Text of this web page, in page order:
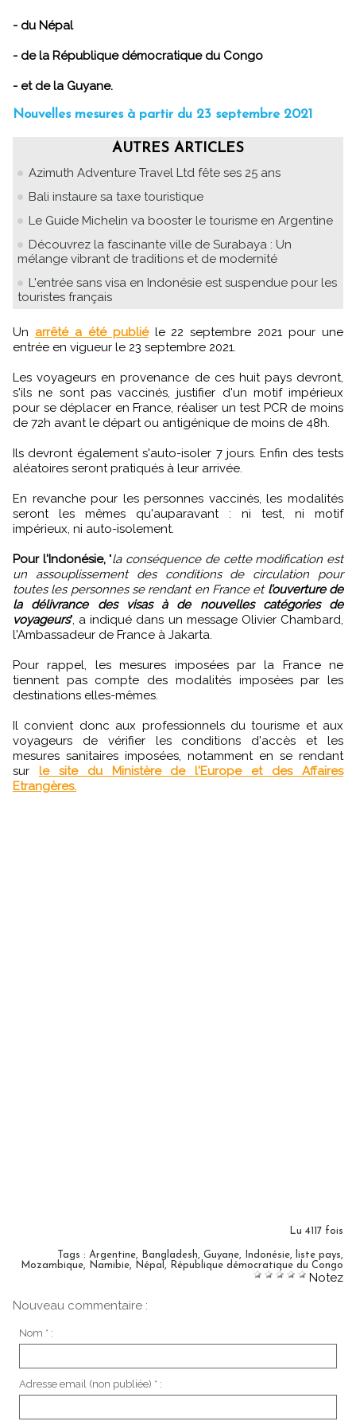
- du Népal
- de la République démocratique du Congo
- et de la Guyane.
Nouvelles mesures à partir du 23 septembre 2021
AUTRES ARTICLES
Azimuth Adventure Travel Ltd fête ses 25 ans
Bali instaure sa taxe touristique
Le Guide Michelin va booster le tourisme en Argentine
Découvrez la fascinante ville de Surabaya : Un
mélange vibrant de traditions et de modernité
L'entrée sans visa en Indonésie est suspendue pour les
touristes français
Un arrêté a été publiéle 22 septembre 2021 pour une
entrée en vigueur le 23 septembre 2021.
Les voyageurs en provenance de ces huit pays devront,
s'ils ne sont pas vaccinés, justifier d'un motif impérieux
pour se déplacer en France, réaliser un test PCR de moins
de 72h avant le départ ou antigénique de moins de 48h.
Ils devront également s'auto-isoler 7 jours. Enfin des tests
aléatoires seront pratiqués à leur arrivée.
En revanche pour les personnes vaccinés, les modalités
seront les mêmes qu'auparavant : ni test, ni motif
impérieux, ni auto-isolement.
Pour l'Indonésie,"la conséquence de cette modification est
un assouplissement des conditions de circulation pour
toutes les personnes se rendant en France et l’ouverture de
la délivrance des visas à de nouvelles catégories de
voyageurs", a indiqué dans un message Olivier Chambard,
l'Ambassadeur de France à Jakarta.
Pour rappel, les mesures imposées par la France ne
tiennent pas compte des modalités imposées par les
destinations elles-mêmes.
Il convient donc aux professionnels du tourisme et aux
voyageurs de vérifier les conditions d'accès et les
mesures sanitaires imposées, notamment en se rendant
sur le site du Ministère de l'Europe et des Affaires
Etrangères.
Lu 4117 fois
Tags : Argentine, Bangladesh, Guyane, Indonésie, liste pays,
Mozambique, Namibie, Népal , République démocratique du Congo
Notez
Nouveau commentaire :
Nom * :
Adresse email (non publiée) * :